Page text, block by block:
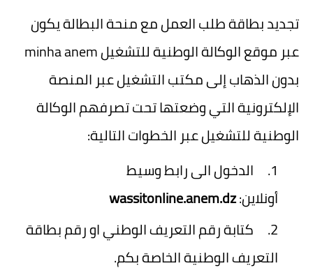
تجديد بطاقة طلب العمل مع منحة البطالة يكون
عبر موقع الوكالة الوطنية للتشغيل minha anem
بدون الذهاب إلى مكتب التشغيل عبر المنصة
الإلكترونية التي وضعتها تحت تصرفهم الوكالة
الوطنية للتشغيل عبر الخطوات التالية:
الدخول الى رابط وسيط
أونلاين:wassitonline.anem.dz
كتابة رقم التعريف الوطني او رقم بطاقة
التعريف الوطنية الخاصة بكم.